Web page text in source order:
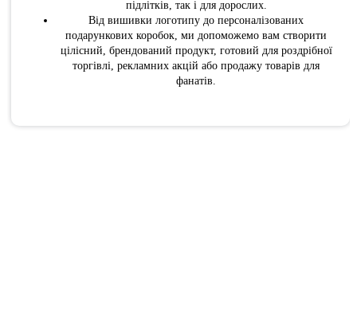
підлітків, так і для дорослих.
Від вишивки логотипу до персоналізованих
подарункових коробок, ми допоможемо вам створити
цілісний, брендований продукт, готовий для роздрібної
торгівлі, рекламних акцій або продажу товарів для
фанатів.